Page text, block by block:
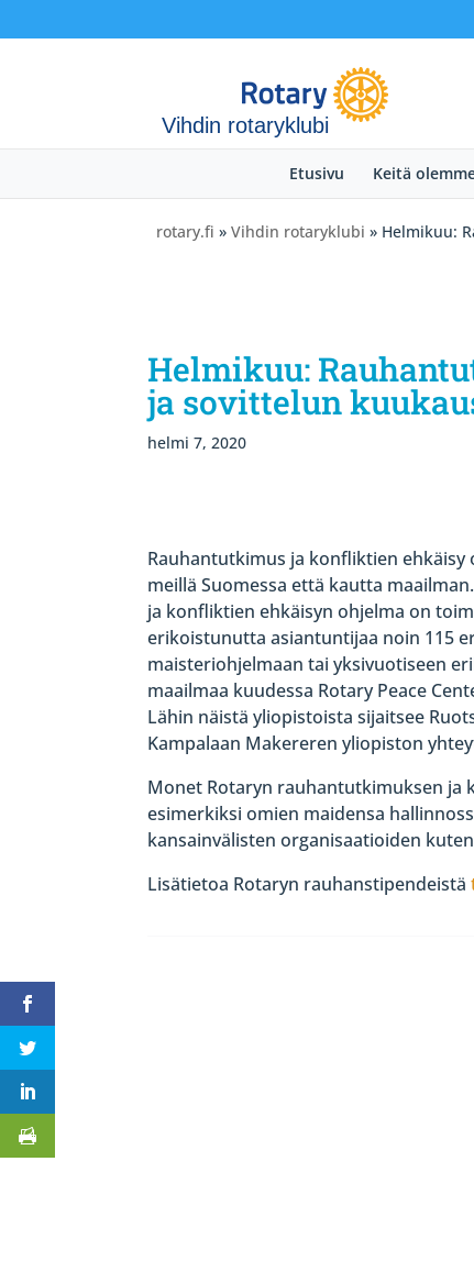
Vihdin rotaryklubi
Etusivu Keitä
rotary.fi » Vihdin rotaryklubi » Helmikuu:
Helmikuu:
ja sovittelun
helmi 7, 2020
Rauhantutkimus ja konfliktien
meillä Suomessa että kautta
ja konfliktien ehkäisyn ohjelma on
erikoistunutta asiantuntijaa noin 115
maisteriohjelmaan tai yksivuotiseen
maailmaa kuudessa Rotary Peace
Lähin näistä yliopistoista sijaitsee
Kampalaan Makereren yliopiston
Monet Rotaryn rauhantutkimuksen ja
esimerkiksi omien maidensa
kansainvälisten organisaatioiden
Lisätietoa Rotaryn rauhanstipendeistä